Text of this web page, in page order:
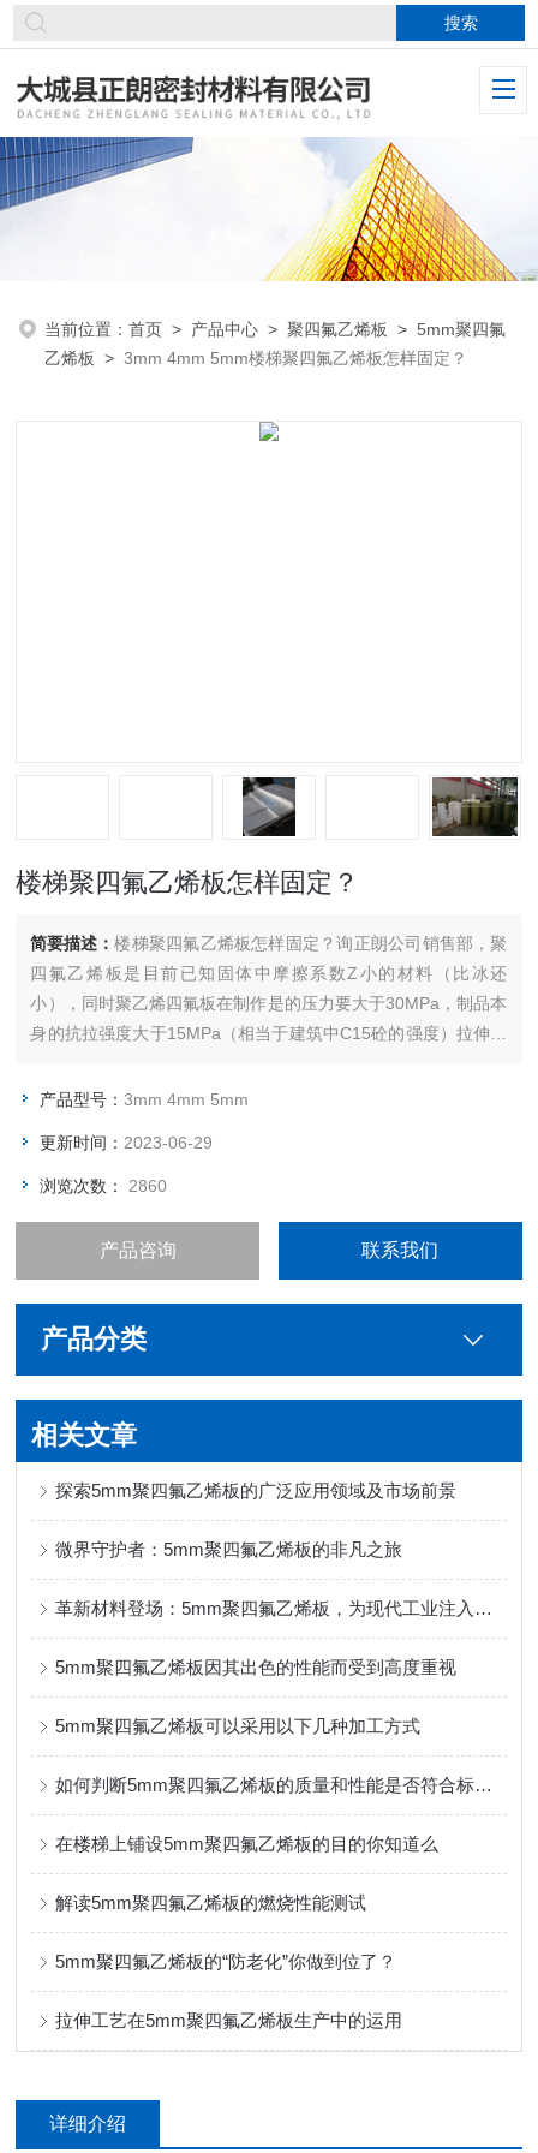
当前位置：首页 > 产品中心 >聚四氟乙烯板 >5mm聚四氟
乙烯板
>3mm 4mm 5mm楼梯聚四氟乙烯板怎样固定？
楼梯聚四氟乙烯板怎样固定？
简要描述：楼梯聚四氟乙烯板怎样固定？询正朗公司销售部，聚
四氟乙烯板是目前已知固体中摩擦系数Z小的材料（比冰还
小），同时聚乙烯四氟板在制作是的压力要大于30MPa，制品本
身的抗拉强度大于15MPa（相当于建筑中C15砼的强度）拉伸率
靠的强度及拉伸率。
产品型号：3mm 4mm 5mm
更新时间： 2023-06-29
浏览次数： 2860
产品咨询 联系我们
产品分类
相关文章
探索5mm聚四氟乙烯板的广泛应用领域及市场前景
微界守护者：5mm聚四氟乙烯板的非凡之旅
革新材料登场：5mm聚四氟乙烯板，为现代工业注入新活力
5mm聚四氟乙烯板因其出色的性能而受到高度重视
5mm聚四氟乙烯板可以采用以下几种加工方式
如何判断5mm聚四氟乙烯板的质量和性能是否符合标准要求
在楼梯上铺设5mm聚四氟乙烯板的目的你知道么
解读5mm聚四氟乙烯板的燃烧性能测试
5mm聚四氟乙烯板的“防老化”你做到位了？
拉伸工艺在5mm聚四氟乙烯板生产中的运用
详细介绍